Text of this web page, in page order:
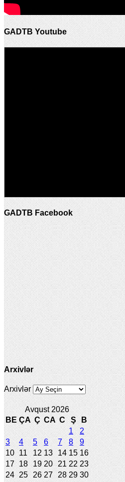
GADTB Youtube
GADTB Facebook
Arxivlər
Arxivlər
Avqust 2026
BE ÇA Ç CA C Ş
B
1
2
3
4 5 6 7 8
9
10 11 12 13 14 15 16
17 18 19 20 21 22 23
24 25 26 27 28 29 30